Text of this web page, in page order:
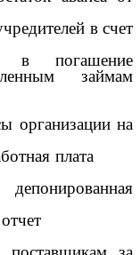
в счет
в погашение
займам
организации на
плата
под отчет